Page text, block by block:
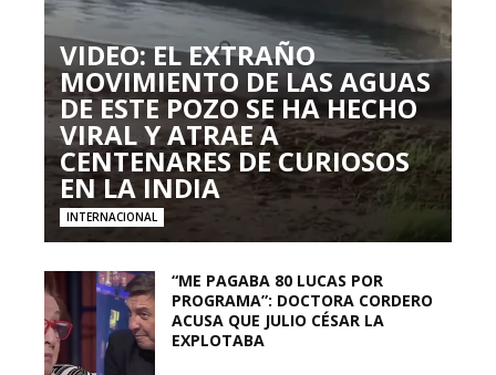
VIDEO: EL EXTRAÑO
MOVIMIENTO DE LAS AGUAS
DE ESTE POZO SE HA HECHO
VIRAL Y ATRAE A
CENTENARES DE CURIOSOS
EN LA INDIA
INTERNACIONAL
“ME PAGABA 80 LUCAS POR
PROGRAMA”: DOCTORA CORDERO
ACUSA QUE JULIO CÉSAR LA
EXPLOTABA